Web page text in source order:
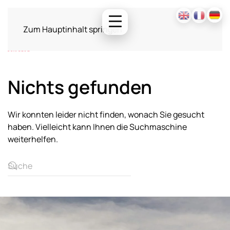
Zum Hauptinhalt springen
Nichts gefunden
Wir konnten leider nicht finden, wonach Sie gesucht
haben. Vielleicht kann Ihnen die Suchmaschine
weiterhelfen.